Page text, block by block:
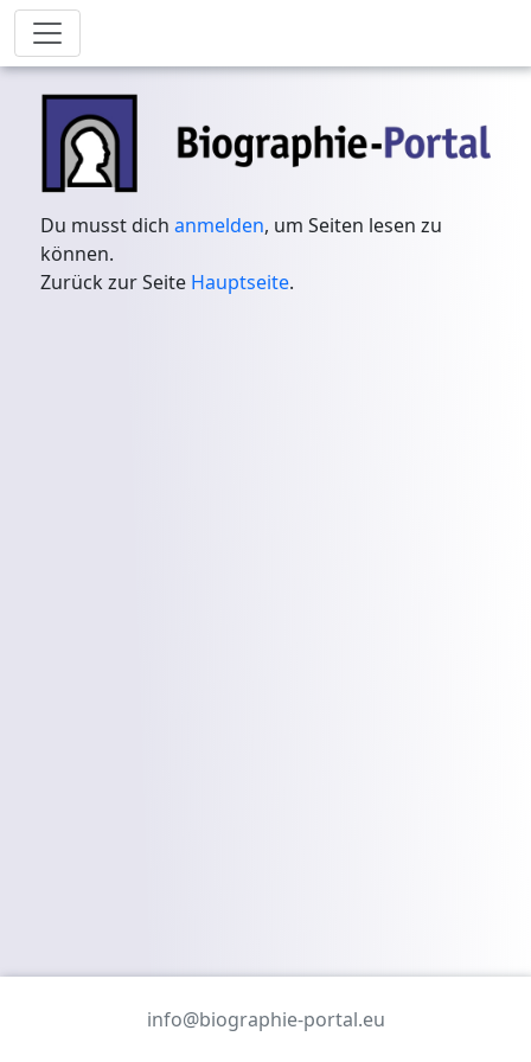
Du musst dichanmelden, um Seiten lesen zu
können.
Zurück zur Seite Hauptseite.
info@biographie-portal.eu